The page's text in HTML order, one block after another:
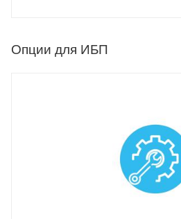
Опции для ИБП